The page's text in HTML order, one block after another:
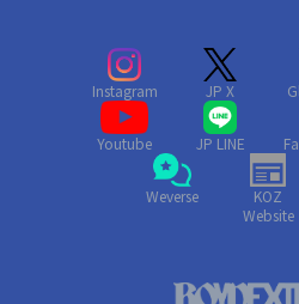
Instagram JP X
Youtube JP LINE
Weverse
KOZ
Website